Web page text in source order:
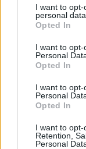
I want to
personal data.
Opted In
I want to
Personal
Opted In
I want to
Personal
Opted In
I want to opt-
Retention,
Personal